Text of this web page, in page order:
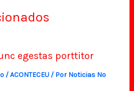
egestas porttitor
/ACONTECEU/ Por Noticias No